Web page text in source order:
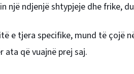
një ndjenjë shtypjeje dhe frike,
e tjera specifike, mund të çojë
ata që vuajnë prej saj.